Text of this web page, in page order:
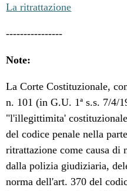
La ritrattazione
----------------
Note:
La Corte Costituzionale,
n. 101 (in G.U. 1ª s.s. 7/4/
"l'illegittimita'
del codice penale nella
ritrattazione come causa
dalla polizia giudiziaria,
norma dell'art. 370 del